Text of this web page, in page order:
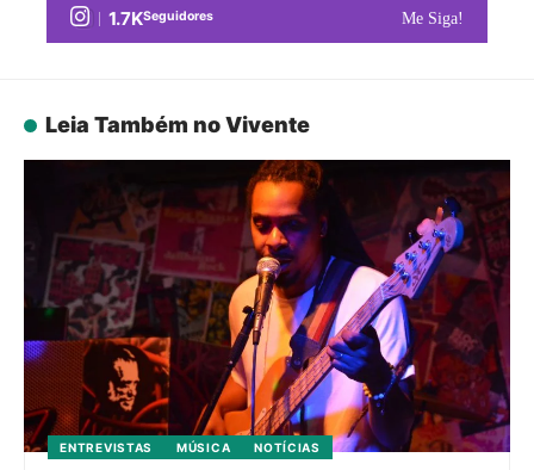
1.7KSeguidores Me Siga!
Leia Também no Vivente
ENTREVISTAS MÚSICA NOTÍCIAS